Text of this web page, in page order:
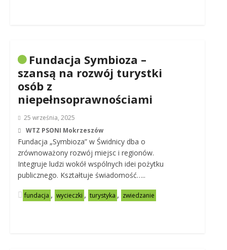
Fundacja Symbioza –
szansą na rozwój turystki
osób z
niepełnsoprawnościami
25 września, 2025
WTZ PSONI Mokrzeszów
Fundacja „Symbioza” w Świdnicy dba o
zrównoważony rozwój miejsc i regionów.
Integruje ludzi wokół wspólnych idei pożytku
publicznego. Kształtuje świadomość…..
fundacja , wycieczki , turystyka , zwiedzanie